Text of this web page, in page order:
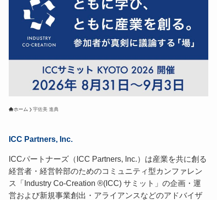
ホーム 宇佐美 進典
ICC Partners, Inc.
ICCパートナーズ（ICC Partners, Inc.）は産業を共に創る
経営者・経営幹部のためのコミュニティ型カンファレン
ス「Industry Co-Creation ®(ICC) サミット」の企画・運
営および新規事業創出・アライアンスなどのアドバイザ